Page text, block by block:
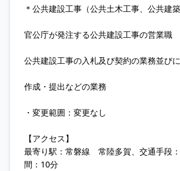
＊公共建設工事（公共土木工事、公共建
官公庁が発注する公共建設工事の営業職
公共建設工事の入札及び契約の業務並び
作成・提出などの業務
・変更範囲：変更なし
【アクセス】
最寄り駅：常磐線 常陸多賀、交通手段
間：10分